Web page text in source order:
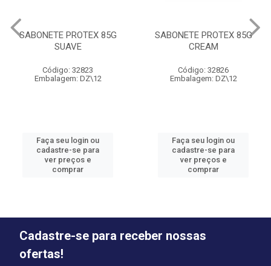
SABONETE PROTEX 85G
SUAVE
Código: 32823
Embalagem: DZ\12
Faça seu login ou
cadastre-se para
ver preços e
comprar
SABONETE PROTEX 85G
CREAM
Código: 32826
Embalagem: DZ\12
Faça seu login ou
cadastre-se para
ver preços e
comprar
Cadastre-se para receber nossas
ofertas!